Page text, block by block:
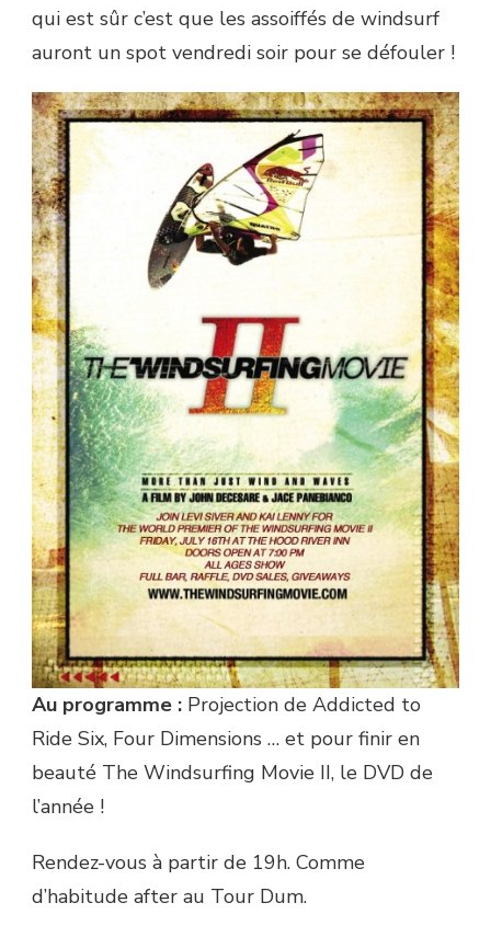
qui est sûr c’est que les assoiffés de windsurf
auront un spot vendredi soir pour se défouler !
Au programme : Projection de Addicted to
Ride Six, Four Dimensions … et pour finir en
beauté The Windsurfing Movie II, le DVD de
l’année !
Rendez-vous à partir de 19h. Comme
d’habitude after au Tour Dum.